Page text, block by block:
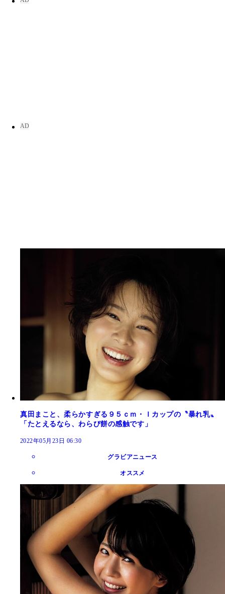
真田まこと、柔らかすぎる９５ｃｍ・Ｉカップの〝暴れ乳〟
「たとえるなら、わらび餅の感触です」
2022年05月23日 06:30
グラビアニュース
オススメ